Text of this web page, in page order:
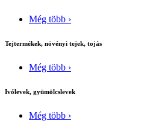
Még több ›
Tejtermékek, növényi tejek, tojás
Még több ›
Ivólevek, gyümölcslevek
Még több ›